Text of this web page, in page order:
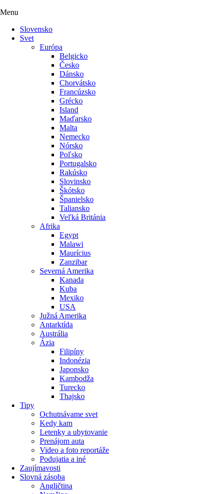
Menu
Slovensko
Svet
Európa
Belgicko
Česko
Dánsko
Chorvátsko
Francúzsko
Grécko
Island
Maďarsko
Malta
Nemecko
Nórsko
Poľsko
Portugalsko
Rakúsko
Slovinsko
Škótsko
Španielsko
Taliansko
Veľká Británia
Afrika
Egypt
Malawi
Maurícius
Zanzibar
Severná Amerika
Kanada
Kuba
Mexiko
USA
Južná Amerika
Antarktída
Austrália
Ázia
Filipíny
Indonézia
Japonsko
Kambodža
Turecko
Thajsko
Tipy
Ochutnávame svet
Kedy kam
Letenky a ubytovanie
Prenájom auta
Video a foto reportáže
Podujatia a iné
Zaujímavosti
Slovná zásoba
Angličtina